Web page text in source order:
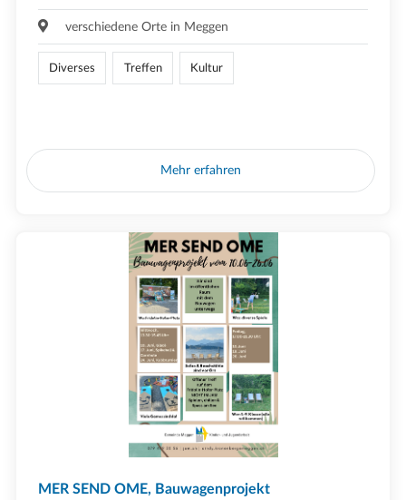
verschiedene Orte in Meggen
Diverses Treffen Kultur
Mehr erfahren
MER SEND OME, Bauwagenprojekt